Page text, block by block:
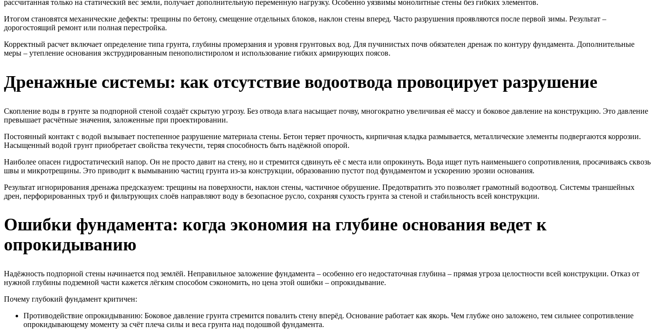
рассчитанная только на статический вес земли, получает дополнительную переменную нагрузку. Особенно уязвимы монолитные стены без гибких элементов.
Итогом становятся механические дефекты: трещины по бетону, смещение отдельных блоков, наклон стены вперед. Часто разрушения проявляются после первой зимы. Результат –
дорогостоящий ремонт или полная перестройка.
Корректный расчет включает определение типа грунта, глубины промерзания и уровня грунтовых вод. Для пучинистых почв обязателен дренаж по контуру фундамента. Дополнительные
меры – утепление основания экструдированным пенополистиролом и использование гибких армирующих поясов.
Дренажные системы: как отсутствие водоотвода провоцирует разрушение
Скопление воды в грунте за подпорной стеной создаёт скрытую угрозу. Без отвода влага насыщает почву, многократно увеличивая её массу и боковое давление на конструкцию. Это давление
превышает расчётные значения, заложенные при проектировании.
Постоянный контакт с водой вызывает постепенное разрушение материала стены. Бетон теряет прочность, кирпичная кладка размывается, металлические элементы подвергаются коррозии.
Насыщенный водой грунт приобретает свойства текучести, теряя способность быть надёжной опорой.
Наиболее опасен гидростатический напор. Он не просто давит на стену, но и стремится сдвинуть её с места или опрокинуть. Вода ищет путь наименьшего сопротивления, просачиваясь сквозь
швы и микротрещины. Это приводит к вымыванию частиц грунта из-за конструкции, образованию пустот под фундаментом и ускорению эрозии основания.
Результат игнорирования дренажа предсказуем: трещины на поверхности, наклон стены, частичное обрушение. Предотвратить это позволяет грамотный водоотвод. Системы траншейных
дрен, перфорированных труб и фильтрующих слоёв направляют воду в безопасное русло, сохраняя сухость грунта за стеной и стабильность всей конструкции.
Ошибки фундамента: когда экономия на глубине основания ведет к
опрокидыванию
Надёжность подпорной стены начинается под землёй. Неправильное заложение фундамента – особенно его недостаточная глубина – прямая угроза целостности всей конструкции. Отказ от
нужной глубины подземной части кажется лёгким способом сэкономить, но цена этой ошибки – опрокидывание.
Почему глубокий фундамент критичен:
Противодействие опрокидыванию: Боковое давление грунта стремится повалить стену вперёд. Основание работает как якорь. Чем глубже оно заложено, тем сильнее сопротивление
опрокидывающему моменту за счёт плеча силы и веса грунта над подошвой фундамента.